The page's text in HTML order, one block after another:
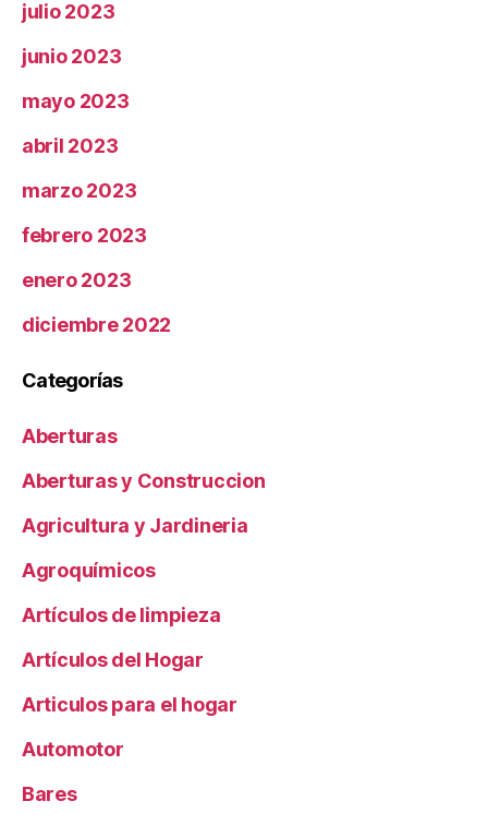
julio 2023
junio 2023
mayo 2023
abril 2023
marzo 2023
febrero 2023
enero 2023
diciembre 2022
Categorías
Aberturas
Aberturas y Construccion
Agricultura y Jardineria
Agroquímicos
Artículos de limpieza
Artículos del Hogar
Articulos para el hogar
Automotor
Bares